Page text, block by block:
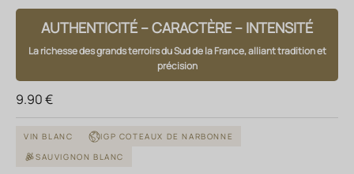
AUTHENTICITÉ – CARACTÈRE – INTENSITÉ
La richesse des grands terroirs du Sud de la France, alliant tradition et
précision
Prix de vente
9.90 €
VIN BLANC
IGP COTEAUX DE NARBONNE
SAUVIGNON BLANC